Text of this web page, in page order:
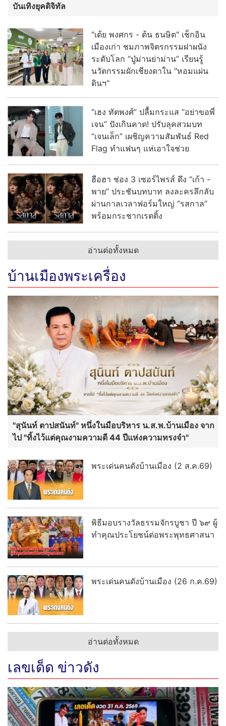
บันเทิงยุคดิจิทัล
"เต้ย พงศกร - ต้น ธนษิต" เช็กอิน
เมืองเก่า ชมภาพจิตรกรรมฝาผนัง
ระดับโลก “ปู่ม่านย่าม่าน” เรียนรู้
นวัตกรรมผักเชียงดาใน "หอมแผ่น
ดินฯ"
“เฮง ทัตพงศ์” ปลื้มกระแส “อย่าขอพี่
เจน” ปังเกินคาด! ปรับลุคสวมบท
“เจนเล็ก” เผชิญความสัมพันธ์ Red
Flag ทำแฟนๆ แห่เอาใจช่วย
ฮือฮา ช่อง 3 เซอร์ไพรส์ ดึง “เก้า -
พาย” ประชันบทบาท ลงละครลึกลับ
ผ่านกาลเวลาฟอร์มใหญ่ “รสกาล”
พร้อมกระชากเรตติ้ง
อ่านต่อทั้งหมด
บ้านเมืองพระเครื่อง
"สุนันท์ ตาปสนันท์" หนึ่งในมือบริหาร น.ส.พ.บ้านเมือง จาก
ไป "ทิ้งไว้แต่คุณงามความดี 44 ปีแห่งความทรงจำ"
พระเด่นคนดังบ้านเมือง (2 ส.ค.69)
พิธีมอบรางวัลธรรมจักรบูชา ปี ๖๙ ผู้
ทำคุณประโยชน์ต่อพระพุทธศาสนา
พระเด่นคนดังบ้านเมือง (26 ก.ค.69)
อ่านต่อทั้งหมด
เลขเด็ด ข่าวดัง